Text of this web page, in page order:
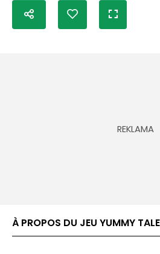
À PROPOS DU JEU YUMMY